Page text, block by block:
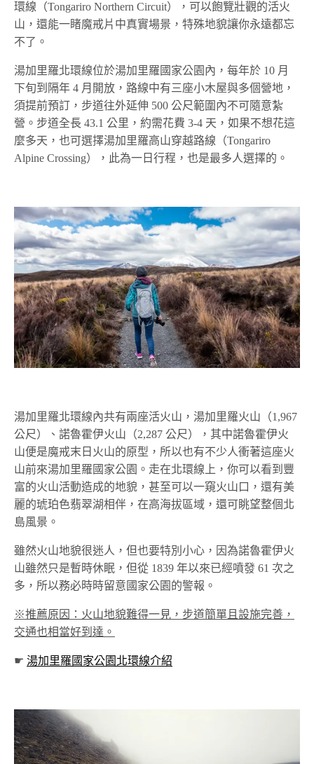
環線（Tongariro Northern Circuit），可以飽覽壯觀的活火
山，還能一睹魔戒片中真實場景，特殊地貌讓你永遠都忘
不了。
湯加里羅北環線位於湯加里羅國家公園內，每年於 10 月
下旬到隔年 4 月開放，路線中有三座小木屋與多個營地，
須提前預訂，步道往外延伸 500 公尺範圍內不可隨意紮
營。步道全長 43.1 公里，約需花費 3-4 天，如果不想花這
麼多天，也可選擇湯加里羅高山穿越路線（Tongariro
Alpine Crossing），此為一日行程，也是最多人選擇的。
湯加里羅北環線內共有兩座活火山，湯加里羅火山（1,967
公尺）、諾魯霍伊火山（2,287 公尺），其中諾魯霍伊火
山便是魔戒末日火山的原型，所以也有不少人衝著這座火
山前來湯加里羅國家公園。走在北環線上，你可以看到豐
富的火山活動造成的地貌，甚至可以一窺火山口，還有美
麗的琥珀色翡翠湖相伴，在高海拔區域，還可眺望整個北
島風景。
雖然火山地貌很迷人，但也要特別小心，因為諾魯霍伊火
山雖然只是暫時休眠，但從 1839 年以來已經噴發 61 次之
多，所以務必時時留意國家公園的警報。
※推薦原因：火山地貌難得一見，步道簡單且設施完善，
交通也相當好到達。
☛湯加里羅國家公園北環線介紹